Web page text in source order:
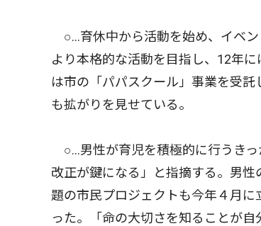
○…育休中から活動を始め、イベン
より本格的な活動を目指し、12年
は市の「パパスクール」事業を受
も拡がりを見せている。
○…男性が育児を積極的に行うきっ
改正が鍵になる」と指摘する。男
題の市民プロジェクトも今年４月
った。「命の大切さを知ることが